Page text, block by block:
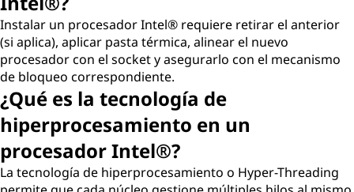
Instalar un procesador Intel® requiere retirar el anterior
(si aplica), aplicar pasta térmica, alinear el nuevo
procesador con el socket y asegurarlo con el mecanismo
de bloqueo correspondiente.
¿Qué es la tecnología de
hiperprocesamiento en un
procesador Intel®?
La tecnología de hiperprocesamiento o Hyper-Threading